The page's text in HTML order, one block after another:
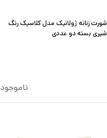
شورت زنانه ژولانیک مدل کلاسیک رنگ
شیری بسته دو عددی
ناموجود